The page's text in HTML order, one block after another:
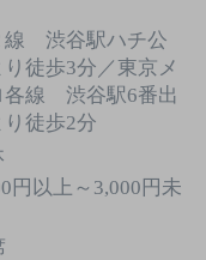
線 渋谷駅ハチ公
り徒歩3分／東京メ
各線 渋谷駅6番出
り徒歩2分
円以上～3,000円未